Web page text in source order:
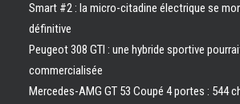
Smart #2 : la micro-citadine électrique se
définitive
Peugeot 308 GTI : une hybride sportive
commercialisée
Mercedes-AMG GT 53 Coupé 4 portes : 544